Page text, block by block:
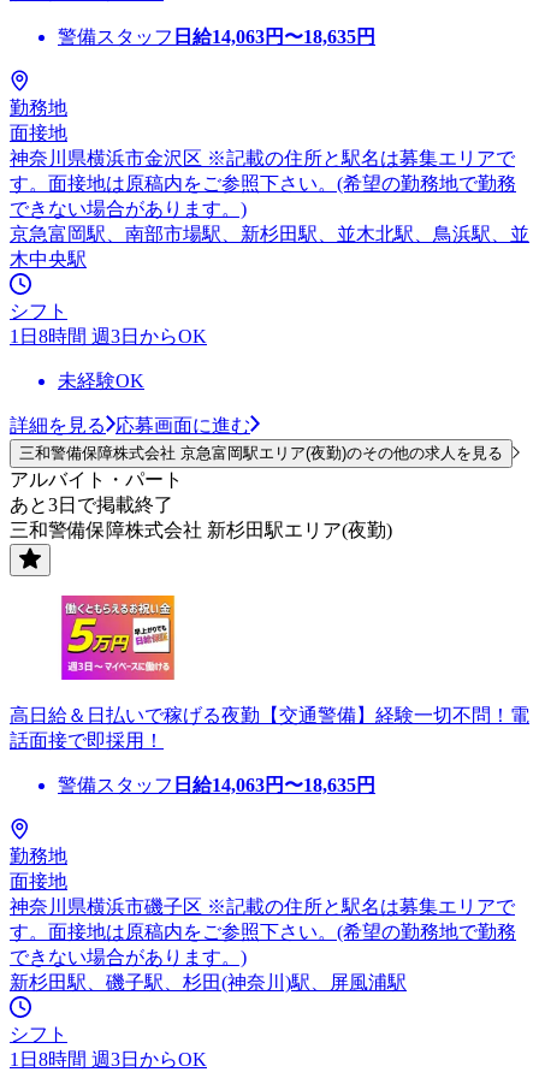
警備スタッフ 日給14,063円〜18,635円
勤務地
面接地
神奈川県横浜市金沢区 ※記載の住所と駅名は募集エリアで
す。面接地は原稿内をご参照下さい。(希望の勤務地で勤務
できない場合があります。)
京急富岡駅、南部市場駅、新杉田駅、並木北駅、鳥浜駅、並
木中央駅
シフト
1日8時間 週3日からOK
未経験OK
詳細を見る 応募画面に進む
三和警備保障株式会社 京急富岡駅エリア(夜勤)のその他の求人を見る
アルバイト・パート
あと3日で掲載終了
三和警備保障株式会社 新杉田駅エリア(夜勤)
高日給＆日払いで稼げる夜勤【交通警備】経験一切不問！電
話面接で即採用！
警備スタッフ 日給14,063円〜18,635円
勤務地
面接地
神奈川県横浜市磯子区 ※記載の住所と駅名は募集エリアで
す。面接地は原稿内をご参照下さい。(希望の勤務地で勤務
できない場合があります。)
新杉田駅、磯子駅、杉田(神奈川)駅、屏風浦駅
シフト
1日8時間 週3日からOK